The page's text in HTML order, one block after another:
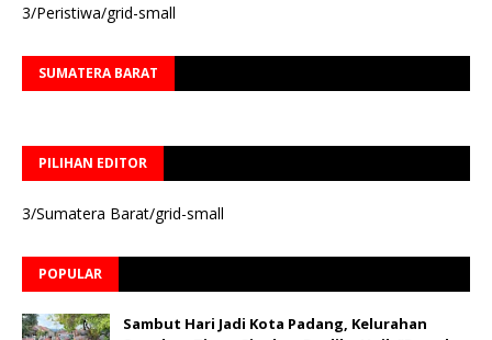
3/Peristiwa/grid-small
SUMATERA BARAT
PILIHAN EDITOR
3/Sumatera Barat/grid-small
POPULAR
Sambut Hari Jadi Kota Padang, Kelurahan